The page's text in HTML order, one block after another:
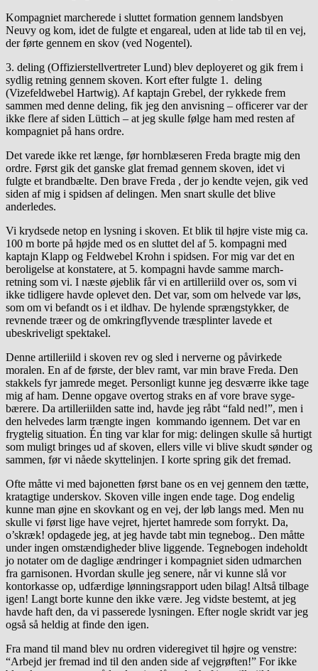
Kompagniet marcherede i sluttet formation gennem landsbyen
Neuvy og kom, idet de fulgte et engareal, uden at lide tab til en vej,
der førte gennem en skov (ved Nogentel).
3. deling (Offizierstellvertreter Lund) blev deployeret og gik frem i
sydlig retning gennem skoven. Kort efter fulgte 1. deling
(Vizefeldwebel Hartwig). Af kaptajn Grebel, der rykkede frem
sammen med denne deling, fik jeg den anvisning – officerer var der
ikke flere af siden Lüttich – at jeg skulle følge ham med resten af
kompagniet på hans ordre.
Det varede ikke ret længe, før hornblæseren Freda bragte mig den
ordre. Først gik det ganske glat fremad gennem skoven, idet vi
fulgte et brandbælte. Den brave Freda , der jo kendte vejen, gik ved
siden af mig i spidsen af delingen. Men snart skulle det blive
anderledes.
Vi krydsede netop en lysning i skoven. Et blik til højre viste mig ca.
100 m borte på højde med os en sluttet del af 5. kompagni med
kaptajn Klapp og Feldwebel Krohn i spidsen. For mig var det en
beroligelse at konstatere, at 5. kompagni havde samme march-
retning som vi. I næste øjeblik får vi en artilleriild over os, som vi
ikke tidligere havde oplevet den. Det var, som om helvede var løs,
som om vi befandt os i et ildhav. De hylende sprængstykker, de
revnende træer og de omkringflyvende træsplinter lavede et
ubeskriveligt spektakel.
Denne artilleriild i skoven rev og sled i nerverne og påvirkede
moralen. En af de første, der blev ramt, var min brave Freda. Den
stakkels fyr jamrede meget. Personligt kunne jeg desværre ikke tage
mig af ham. Denne opgave overtog straks en af vore brave syge-
bærere. Da artilleriilden satte ind, havde jeg råbt “fald ned!”, men i
den helvedes larm trængte ingen kommando igennem. Det var en
frygtelig situation. Én ting var klar for mig: delingen skulle så hurtigt
som muligt bringes ud af skoven, ellers ville vi blive skudt sønder og
sammen, før vi nåede skyttelinjen. I korte spring gik det fremad.
Ofte måtte vi med bajonetten først bane os en vej gennem den tætte,
kratagtige underskov. Skoven ville ingen ende tage. Dog endelig
kunne man øjne en skovkant og en vej, der løb langs med. Men nu
skulle vi først lige have vejret, hjertet hamrede som forrykt. Da,
o’skræk! opdagede jeg, at jeg havde tabt min tegnebog.. Den måtte
under ingen omstændigheder blive liggende. Tegnebogen indeholdt
jo notater om de daglige ændringer i kompagniet siden udmarchen
fra garnisonen. Hvordan skulle jeg senere, når vi kunne slå vor
kontorkasse op, udfærdige lønningsrapport uden bilag! Altså tilbage
igen! Langt borte kunne den ikke være. Jeg vidste bestemt, at jeg
havde haft den, da vi passerede lysningen. Efter nogle skridt var jeg
også så heldig at finde den igen.
Fra mand til mand blev nu ordren videregivet til højre og venstre:
“Arbejd jer fremad ind til den anden side af vejgrøften!” For ikke